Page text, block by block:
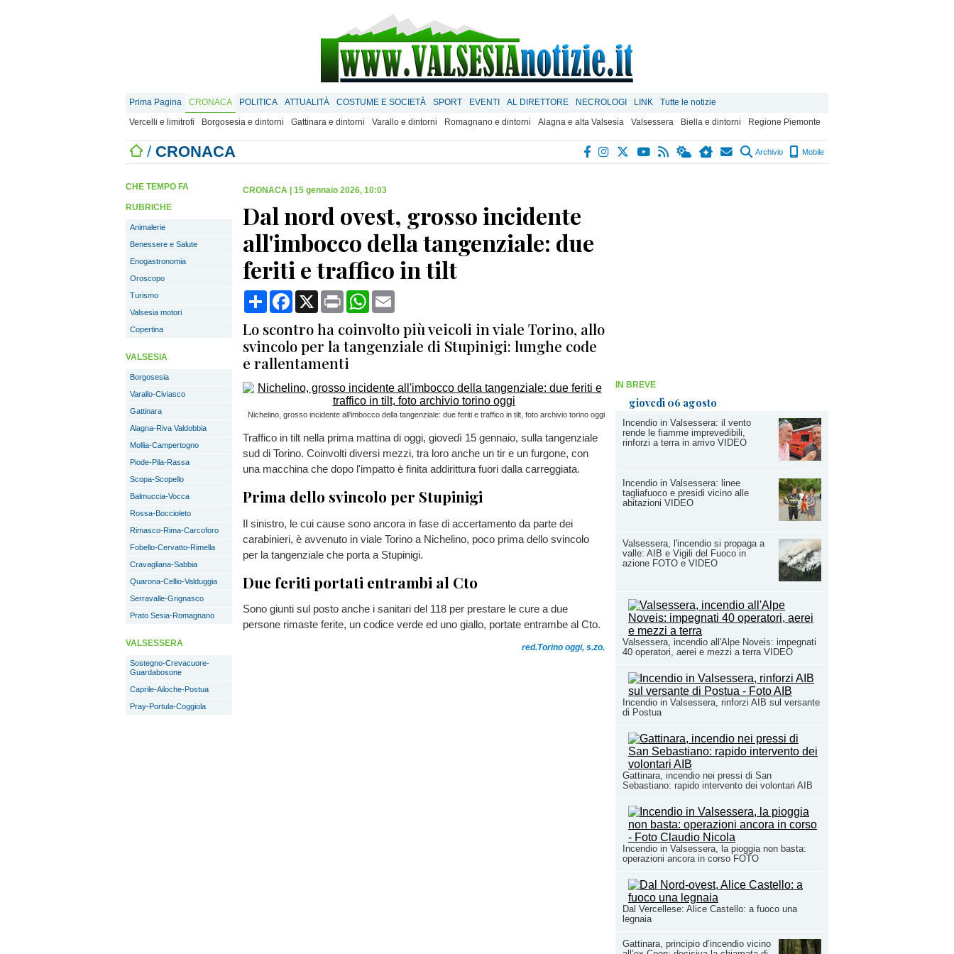
Prima Pagina CRONACA POLITICA ATTUALITÀ COSTUME E SOCIETÀ SPORT EVENTI AL DIRETTORE NECROLOGI LINK
Tutte le notizie
Vercelli e limitrofi
Borgosesia e dintorni Gattinara e dintorni Varallo e dintorni Romagnano e dintorni Alagna e alta Valsesia Valsessera Biella e dintorni Regione Piemonte
/ CRONACA Archivio Mobile
IN BREVE
giovedì 06 agosto
Incendio in Valsessera: il vento
rende le fiamme imprevedibili,
rinforzi a terra in arrivo VIDEO
Incendio in Valsessera: linee
tagliafuoco e presidi vicino alle
abitazioni VIDEO
Valsessera, l'incendio si propaga a
valle: AIB e Vigili del Fuoco in
azione FOTO e VIDEO
Valsessera, incendio all'Alpe Noveis: impegnati
40 operatori, aerei e mezzi a terra VIDEO
Incendio in Valsessera, rinforzi AIB sul versante
di Postua
Gattinara, incendio nei pressi di San
Sebastiano: rapido intervento dei volontari AIB
Incendio in Valsessera, la pioggia non basta:
operazioni ancora in corso FOTO
Dal Vercellese: Alice Castello: a fuoco una
legnaia
Gattinara, principio d’incendio vicino
CHE TEMPO FA
RUBRICHE
Animalerie
Benessere e Salute
Enogastronomia
Oroscopo
Turismo
Valsesia motori
Copertina
VALSESIA
Borgosesia
Varallo-Civiasco
Gattinara
Alagna-Riva Valdobbia
Mollia-Campertogno
Piode-Pila-Rassa
Scopa-Scopello
Balmuccia-Vocca
Rossa-Boccioleto
Rimasco-Rima-Carcoforo
Fobello-Cervatto-Rimella
Cravagliana-Sabbia
Quarona-Cellio-Valduggia
Serravalle-Grignasco
Prato Sesia-Romagnano
VALSESSERA
Sostegno-Crevacuore-
Guardabosone
Caprile-Ailoche-Postua
Pray-Portula-Coggiola
CRONACA 15 gennaio 2026, 10:03
Dal nord ovest, grosso incidente
all'imbocco della tangenziale: due
feriti e traffico in tilt
CondividiFacebook
X Print WhatsApp
Lo scontro ha coinvolto più veicoli in viale Torino, allo
svincolo per la tangenziale di Stupinigi: lunghe code
e rallentamenti
Nichelino, grosso incidente all'imbocco della tangenziale: due feriti e traffico in tilt, foto archivio torino oggi
Traffico in tilt nella prima mattina di oggi, giovedì 15 gennaio, sulla tangenziale
sud di Torino. Coinvolti diversi mezzi, tra loro anche un tir e un furgone, con
una macchina che dopo l'impatto è finita addirittura fuori dalla carreggiata.
Prima dello svincolo per Stupinigi
Il sinistro, le cui cause sono ancora in fase di accertamento da parte dei
carabinieri, è avvenuto in viale Torino a Nichelino, poco prima dello svincolo
per la tangenziale che porta a Stupinigi.
Due feriti portati entrambi al Cto
Sono giunti sul posto anche i sanitari del 118 per prestare le cure a due
persone rimaste ferite, un codice verde ed uno giallo, portate entrambe al Cto.
red.Torino oggi, s.zo.